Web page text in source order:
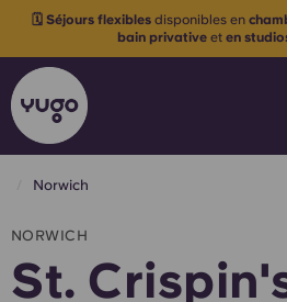
À propos
Lieux English (US)
🗓️ Séjours flexibles disponibles en
bain privativeet en
Norwich
NORWICH
St.